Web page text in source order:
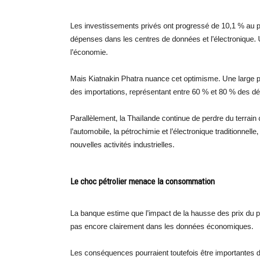
Les investissements privés ont progressé de 10,1 % au
dépenses dans les centres de données et
l’économie.
Mais Kiatnakin Phatra nuance cet optimisme. Une
des importations, représentant entre 60 % et 80 % des
Parallèlement, la Thaïlande continue de perdre du
l’automobile, la pétrochimie et l’électronique
nouvelles activités industrielles.
Le choc pétrolier menace la consommation
La banque estime que l’impact de la hausse des prix du
pas encore clairement dans les données économiques.
Les conséquences pourraient toutefois être